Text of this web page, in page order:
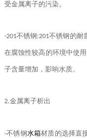
受金属离子的污染。
-201不锈钢 :201不锈钢的耐
在腐蚀性较高的环境中使
子含量增加，影响水质。
2.金属离子析出
-不锈钢水箱材质的选择直